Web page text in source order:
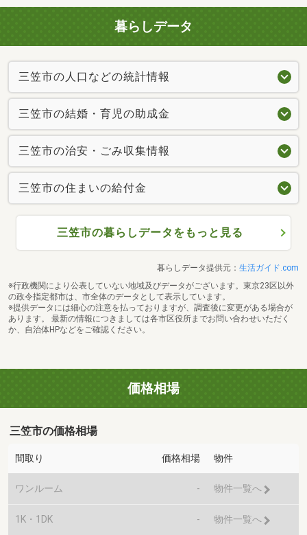
暮らしデータ
三笠市の人口などの統計情報
三笠市の結婚・育児の助成金
三笠市の治安・ごみ収集情報
三笠市の住まいの給付金
三笠市の暮らしデータをもっと見る
暮らしデータ提供元： 生活ガイド.com
※行政機関により公表していない地域及びデータがございます。東京23区以外
の政令指定都市は、市全体のデータとして表示しています。
※提供データには細心の注意を払っておりますが、調査後に変更がある場合が
あります。 最新の情報につきましては各市区役所までお問い合わせいただく
か、自治体HPなどをご確認ください。
価格相場
三笠市の価格相場
間取り 価格相場 物件
ワンルーム - 物件一覧へ
1K・1DK - 物件一覧へ